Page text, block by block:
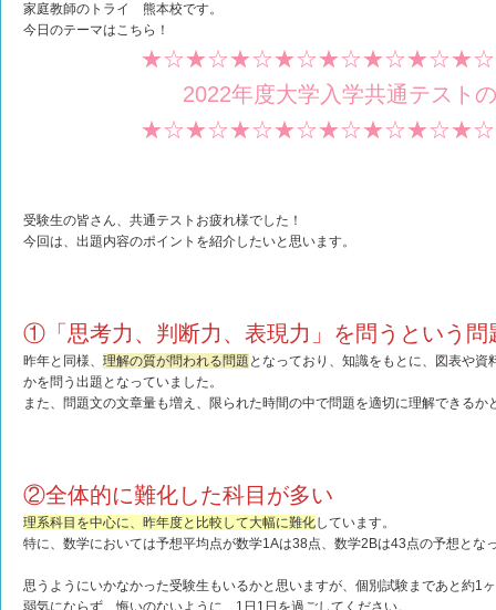
家庭教師のトライ 熊本校です。
今日のテーマはこちら！
2022年度大学入学共通テスト
受験生の皆さん、共通テストお疲れ様でした！
今回は、出題内容のポイントを紹介したいと思います。
①「思考力、判断力、表現力」を問うという問
昨年と同様、 理解の質が問われる問題 となっており、知識をもとに、図表や
かを問う出題となっていました。
また、問題文の文章量も増え、限られた時間の中で問題を適切に理解できる
②全体的に難化した科目が多い
理系科目を中心に、昨年度と比較して大幅に難化しています。
特に、数学においては予想平均点が数学1Aは38点、数学2Bは43点の予想とな
思うようにいかなかった受験生もいるかと思いますが、個別試験まであと約1
弱気にならず、悔いのないように、1日1日を過ごしてください。